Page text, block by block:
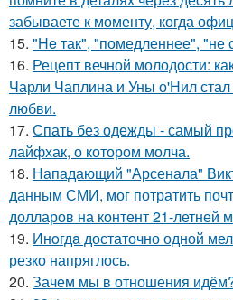
забываете к моменту, когда
15. "He так", "помедленнее", "не
16. Рецепт вечной молодости:
Чарли Чаплина и Уны о'Нил
любви.
17. Спать без одежды - самый
лайфхак, о котором молча.
18. Нападающий "Арсенала"
данным СМИ, мог потратить
долларов на контент 21-летней
19. Инoгдa достаточно одной
резко напряглось.
20. Зачем мы в отношения